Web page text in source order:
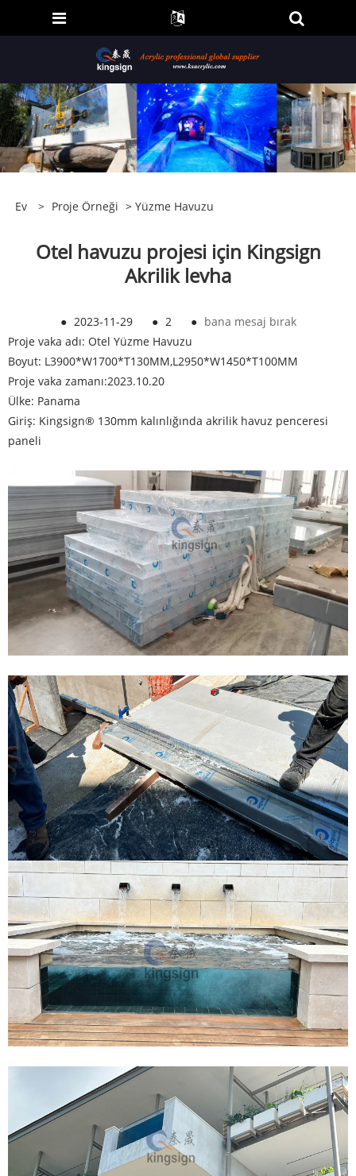
Ev > Proje Örneği > Yüzme Havuzu
Otel havuzu projesi için Kingsign
Akrilik levha
● 2023-11-29 ● 2 ● bana mesaj bırak
Proje vaka adı: Otel Yüzme Havuzu
Boyut: L3900*W1700*T130MM,L2950*W1450*T100MM
Proje vaka zamanı:2023.10.20
Ülke: Panama
Giriş: Kingsign® 130mm kalınlığında akrilik havuz penceresi
paneli